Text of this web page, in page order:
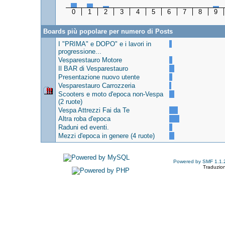
0 1 2 3 4 5 6 7 8 9
Boards più popolare per numero di Posts
I "PRIMA" e DOPO" e i lavori in
progressione...
Vesparestauro Motore
Il BAR di Vesparestauro
Presentazione nuovo utente
Vesparestauro Carrozzeria
Scooters e moto d'epoca non-Vespa
(2 ruote)
Vespa Attrezzi Fai da Te
Altra roba d'epoca
Raduni ed eventi.
Mezzi d'epoca in genere (4 ruote)
Powered by SMF